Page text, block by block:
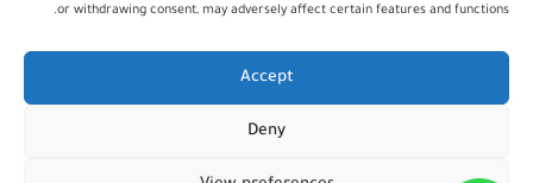
or withdrawing consent, may adversely affect certain features and functions.
Accept
Denyجميع الحقوق محفوظة © 2025 – شبكة محرري الشرق